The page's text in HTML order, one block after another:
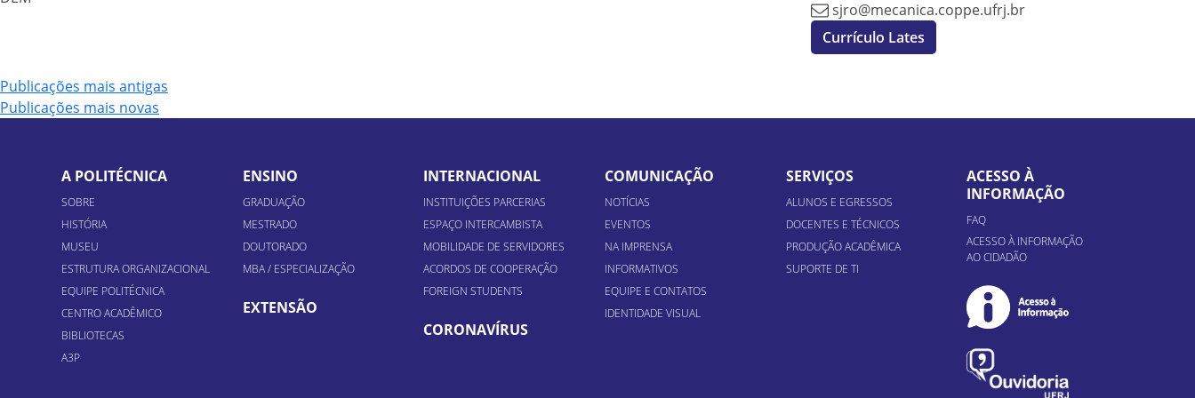
sjro@mecanica.coppe.ufrj.br
Currículo Lates
Navegação
por
Publicações mais antigas
Publicações mais novas
A POLITÉCNICA
SOBRE
HISTÓRIA
MUSEU
ESTRUTURA ORGANIZACIONAL
EQUIPE POLITÉCNICA
CENTRO ACADÊMICO
BIBLIOTECAS
A3P
ENSINO
GRADUAÇÃO
MESTRADO
DOUTORADO
MBA / ESPECIALIZAÇÃO
EXTENSÃO
INTERNACIONAL
INSTITUIÇÕES PARCERIAS
ESPAÇO INTERCAMBISTA
MOBILIDADE DE SERVIDORES
ACORDOS DE COOPERAÇÃO
FOREIGN STUDENTS
CORONAVÍRUS
COMUNICAÇÃO
NOTÍCIAS
EVENTOS
NA IMPRENSA
INFORMATIVOS
EQUIPE E CONTATOS
IDENTIDADE VISUAL
SERVIÇOS
ALUNOS E EGRESSOS
DOCENTES E TÉCNICOS
PRODUÇÃO ACADÊMICA
SUPORTE DE TI
ACESSO À
INFORMAÇÃO
FAQ
ACESSO À INFORMAÇÃO
AO CIDADÃO